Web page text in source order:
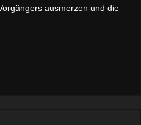
ausmerzen und die